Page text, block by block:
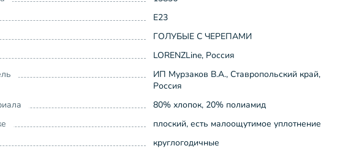
Е23
ГОЛУБЫЕ С ЧЕРЕПАМИ
LORENZLine, Россия
ИП Мурзаков В.А., Ставропольский край,
Россия
80% хлопок, 20% полиамид
плоский, есть малоощутимое уплотнение
круглогодичные